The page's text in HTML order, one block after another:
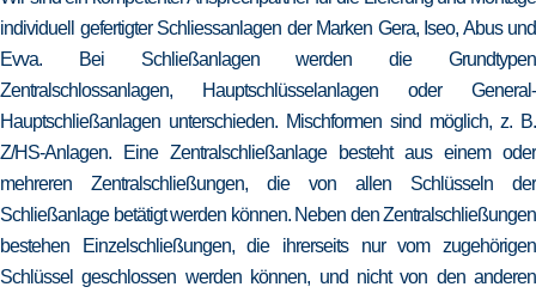
individuell gefertigter Schliessanlagen der Marken Gera, Iseo, Abus und
Evva. Bei Schließanlagen werden die Grundtypen
Zentralschlossanlagen, Hauptschlüsselanlagen oder General-
Hauptschließanlagen unterschieden. Mischformen sind möglich, z. B.
Z/HS-Anlagen. Eine Zentralschließanlage besteht aus einem oder
mehreren Zentralschließungen, die von allen Schlüsseln der
Schließanlage betätigt werden können. Neben den Zentralschließungen
bestehen Einzelschließungen, die ihrerseits nur vom zugehörigen
Schlüssel geschlossen werden können, und nicht von den anderen